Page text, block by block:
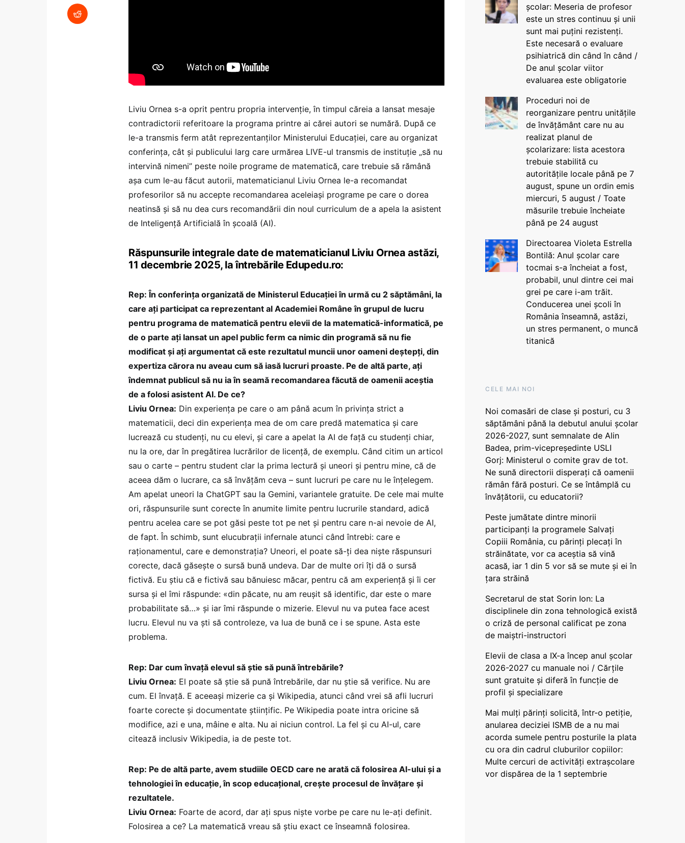
Liviu Ornea s-a oprit pentru propria intervenție, în timpul căreia a lansat mesaje
contradictorii referitoare la programa printre ai cărei autori se numără. După ce
le-a transmis ferm atât reprezentanților Ministerului Educației, care au organizat
conferința, cât și publicului larg care urmărea LIVE-ul transmis de instituție „să nu
intervină nimeni” peste noile programe de matematică, care trebuie să rămână
așa cum le-au făcut autorii, matematicianul Liviu Ornea le-a recomandat
profesorilor să nu accepte recomandarea aceleiași programe pe care o dorea
neatinsă și să nu dea curs recomandării din noul curriculum de a apela la asistent
de Inteligență Artificială în școală (AI).
Răspunsurile integrale date de matematicianul Liviu Ornea astăzi,
11 decembrie 2025, la întrebările Edupedu.ro:
Rep: În conferința organizată de Ministerul Educației în urmă cu 2 săptămâni, la
care ați participat ca reprezentant al Academiei Române în grupul de lucru
pentru programa de matematică pentru elevii de la matematică-informatică, pe
de o parte ați lansat un apel public ferm ca nimic din programă să nu fie
modificat și ați argumentat că este rezultatul muncii unor oameni deștepți, din
expertiza cărora nu aveau cum să iasă lucruri proaste. Pe de altă parte, ați
îndemnat publicul să nu ia în seamă recomandarea făcută de oamenii aceștia
de a folosi asistent AI. De ce?
Liviu Ornea: Din experiența pe care o am până acum în privința strict a
matematicii, deci din experiența mea de om care predă matematica și care
lucrează cu studenți, nu cu elevi, și care a apelat la AI de față cu studenți chiar,
nu la ore, dar în pregătirea lucrărilor de licență, de exemplu. Când citim un articol
sau o carte – pentru student clar la prima lectură și uneori și pentru mine, că de
aceea dăm o lucrare, ca să învățăm ceva – sunt lucruri pe care nu le înțelegem.
Am apelat uneori la ChatGPT sau la Gemini, variantele gratuite. De cele mai multe
ori, răspunsurile sunt corecte în anumite limite pentru lucrurile standard, adică
pentru acelea care se pot găsi peste tot pe net și pentru care n-ai nevoie de AI,
de fapt. În schimb, sunt elucubrații infernale atunci când întrebi: care e
raționamentul, care e demonstrația? Uneori, el poate să-ți dea niște răspunsuri
corecte, dacă găsește o sursă bună undeva. Dar de multe ori îți dă o sursă
fictivă. Eu știu că e fictivă sau bănuiesc măcar, pentru că am experiență și îi cer
sursa și el îmi răspunde: «din păcate, nu am reușit să identific, dar este o mare
probabilitate să…» și iar îmi răspunde o mizerie. Elevul nu va putea face acest
lucru. Elevul nu va ști să controleze, va lua de bună ce i se spune. Asta este
problema.
Rep: Dar cum învață elevul să știe să pună întrebările?
Liviu Ornea: El poate să știe să pună întrebările, dar nu știe să verifice. Nu are
cum. El învață. E aceeași mizerie ca și Wikipedia, atunci când vrei să afli lucruri
foarte corecte și documentate științific. Pe Wikipedia poate intra oricine să
modifice, azi e una, mâine e alta. Nu ai niciun control. La fel și cu AI-ul, care
citează inclusiv Wikipedia, ia de peste tot.
Rep: Pe de altă parte, avem studiile OECD care ne arată că folosirea AI-ului și a
tehnologiei în educație, în scop educațional, crește procesul de învățare și
rezultatele.
Liviu Ornea: Foarte de acord, dar ați spus niște vorbe pe care nu le-ați definit.
Folosirea a ce? La matematică vreau să știu exact ce înseamnă folosirea.
școlar: Meseria de profesor
este un stres continuu și unii
sunt mai puțini rezistenți.
Este necesară o evaluare
psihiatrică din când în când /
De anul școlar viitor
evaluarea este obligatorie
Proceduri noi de
reorganizare pentru unitățile
de învățământ care nu au
realizat planul de
școlarizare: lista acestora
trebuie stabilită cu
autoritățile locale până pe 7
august, spune un ordin emis
miercuri, 5 august / Toate
măsurile trebuie încheiate
până pe 24 august
Directoarea Violeta Estrella
Bontilă: Anul școlar care
tocmai s-a încheiat a fost,
probabil, unul dintre cei mai
grei pe care i-am trăit.
Conducerea unei școli în
România înseamnă, astăzi,
un stres permanent, o muncă
titanică
CELE MAI NOI
Noi comasări de clase și posturi, cu 3
săptămâni până la debutul anului școlar
2026-2027, sunt semnalate de Alin
Badea, prim-vicepreședinte USLI
Gorj: Ministerul o comite grav de tot.
Ne sună directorii disperați că oamenii
rămân fără posturi. Ce se întâmplă cu
învățătorii, cu educatorii?
Peste jumătate dintre minorii
participanți la programele Salvați
Copiii România, cu părinți plecați în
străinătate, vor ca aceștia să vină
acasă, iar 1 din 5 vor să se mute și ei în
țara străină
Secretarul de stat Sorin Ion: La
disciplinele din zona tehnologică există
o criză de personal calificat pe zona
de maiștri-instructori
Elevii de clasa a IX-a încep anul școlar
2026-2027 cu manuale noi / Cărțile
sunt gratuite și diferă în funcție de
profil și specializare
Mai mulți părinți solicită, într-o petiție,
anularea deciziei ISMB de a nu mai
acorda sumele pentru posturile la plata
cu ora din cadrul cluburilor copiilor:
Multe cercuri de activități extrașcolare
vor dispărea de la 1 septembrie